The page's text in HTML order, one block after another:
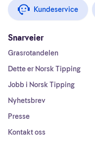
Kundeservice
Snarveier
Grasrotandelen
Dette er Norsk Tipping
Jobb i Norsk Tipping
Nyhetsbrev
Presse
Kontakt oss